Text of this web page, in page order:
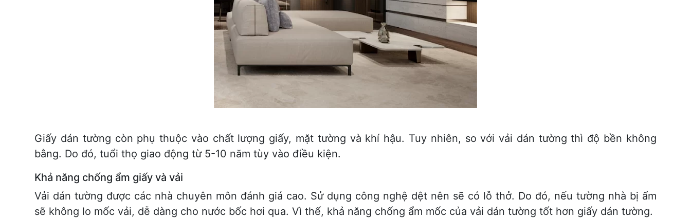
Giấy dán tường còn phụ thuộc vào chất lượng giấy, mặt tường và khí hậu. Tuy nhiên, so với vải dán tường thì độ bền không
bằng. Do đó, tuổi thọ giao động từ 5-10 năm tùy vào điều kiện.
Khả năng chống ẩm giấy và vải
Vải dán tường được các nhà chuyên môn đánh giá cao. Sử dụng công nghệ dệt nên sẽ có lỗ thở. Do đó, nếu tường nhà bị ẩm
sẽ không lo mốc vải, dễ dàng cho nước bốc hơi qua. Vì thế, khả năng chống ẩm mốc của vải dán tường tốt hơn giấy dán tường.